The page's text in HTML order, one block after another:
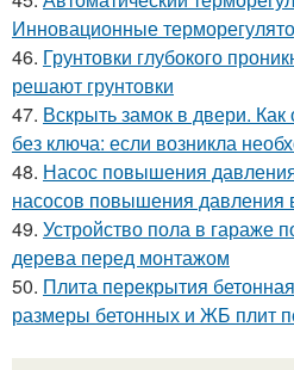
Инновационные
46. Грунтовки глубокого
решают грунтовки
47. Вскрыть замок в двери.
без ключа: если возникла
48. Насос повышения
насосов повышения давления
49. Устройство пола в гараже
дерева перед монтажом
50. Плита перекрытия
размеры бетонных и ЖБ плит